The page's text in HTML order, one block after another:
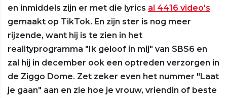
en inmiddels zijn er met die lyrics al 4416 video's
gemaakt op TikTok. En zijn ster is nog meer
rijzende, want hij is te zien in het
realityprogramma "Ik geloof in mij" van SBS6 en
zal hij in december ook een optreden verzorgen in
de Ziggo Dome. Zet zeker even het nummer "Laat
je gaan" aan en zie hoe je vrouw, vriendin of beste